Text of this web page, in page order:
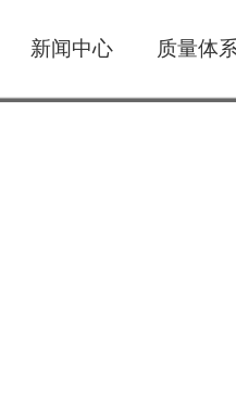
新闻中心 质量体